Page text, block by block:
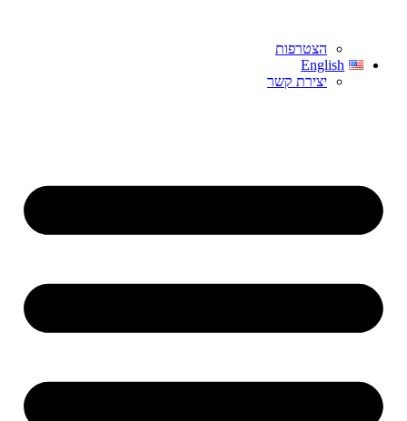
הצטרפות
English
יצירת קשר